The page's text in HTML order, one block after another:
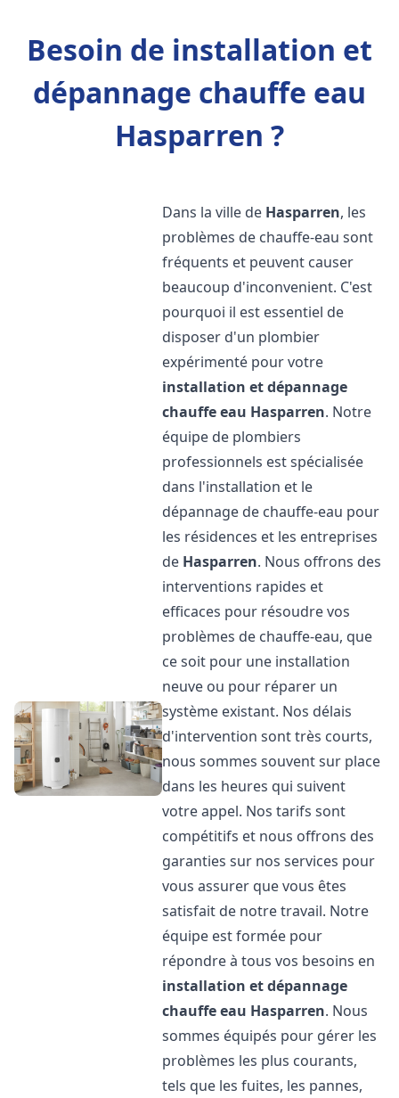
Besoin de installation et
dépannage chauffe eau
Hasparren ?
Dans la ville de Hasparren, les
problèmes de chauffe-eau sont
fréquents et peuvent causer
beaucoup d'inconvenient. C'est
pourquoi il est essentiel de
disposer d'un plombier
expérimenté pour votre
installation et dépannage
chauffe eau Hasparren. Notre
équipe de plombiers
professionnels est spécialisée
dans l'installation et le
dépannage de chauffe-eau pour
les résidences et les entreprises
de Hasparren. Nous offrons des
interventions rapides et
efficaces pour résoudre vos
problèmes de chauffe-eau, que
ce soit pour une installation
neuve ou pour réparer un
système existant. Nos délais
d'intervention sont très courts,
nous sommes souvent sur place
dans les heures qui suivent
votre appel. Nos tarifs sont
compétitifs et nous offrons des
garanties sur nos services pour
vous assurer que vous êtes
satisfait de notre travail. Notre
équipe est formée pour
répondre à tous vos besoins en
installation et dépannage
chauffe eau Hasparren. Nous
sommes équipés pour gérer les
problèmes les plus courants,
tels que les fuites, les pannes,